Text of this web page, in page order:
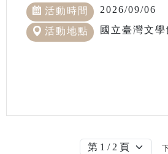
活動時間 2026/09/06
活動地點 國立臺灣文